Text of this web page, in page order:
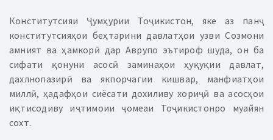
Конститутсияи Ҷумҳурии Тоҷикистон, яке аз панҷ
конститутсияҳои беҳтарини давлатҳои узви Созмони
амният ва ҳамкорӣ дар Аврупо эътироф шуда, он ба
сифати қонуни асосӣ заминаҳои ҳуқуқии давлат,
дахлнопазирӣ ва якпорчагии кишвар, манфиатҳои
миллӣ, ҳадафҳои сиёсати дохиливу хориҷӣ ва асосҳои
иқтисодиву иҷтимоии ҷомеаи Тоҷикистонро муайян
сохт.